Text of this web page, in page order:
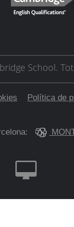
School.
Política de